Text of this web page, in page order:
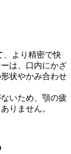
、より精密で快
は、口内にかざ
状やかみ合わせ
いため、顎の疲
りません。